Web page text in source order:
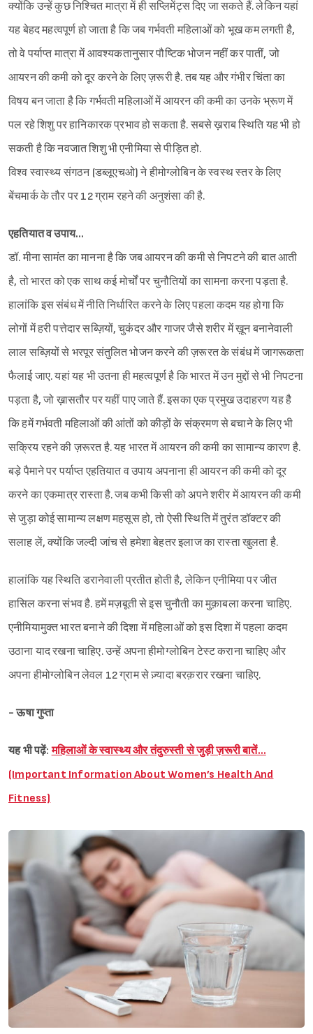
क्योंकि उन्हें कुछ निश्चित मात्रा में ही सप्लिमेंट्स दिए जा सकते हैं. लेकिन यहां
यह बेहद महत्वपूर्ण हो जाता है कि जब गर्भवती महिलाओं को भूख कम लगती है,
तो वे पर्याप्त मात्रा में आवश्यकतानुसार पौष्टिक भोजन नहीं कर पातीं, जो
आयरन की कमी को दूर करने के लिए ज़रूरी है. तब यह और गंभीर चिंता का
विषय बन जाता है कि गर्भवती महिलाओं में आयरन की कमी का उनके भ्रूण में
पल रहे शिशु पर हानिकारक प्रभाव हो सकता है. सबसे ख़राब स्थिति यह भी हो
सकती है कि नवजात शिशु भी एनीमिया से पीड़ित हो.
विश्व स्वास्थ्य संगठन (डब्‍लूएचओ) ने हीमोग्‍लोबिन के स्‍वस्‍थ स्‍तर के लिए
बेंचमार्क के तौर पर 12 ग्राम रहने की अनुशंसा की है.
एहतियात व उपाय…
डॉ. मीना सामंत का मानना है कि जब आयरन की कमी से निपटने की बात आती
है, तो भारत को एक साथ कई मोर्चों पर चुनौतियों का सामना करना पड़ता है.
हालांकि इस संबंध में नीति निर्धारित करने के लिए पहला कदम यह होगा कि
लोगों में हरी पत्तेदार सब्ज़ियों, चुकंदर और गाजर जैसे शरीर में ख़ून बनानेवाली
लाल सब्ज़ियों से भरपूर संतुलित भोजन करने की ज़रूरत के संबंध में जागरूकता
फैलाई जाए. यहां यह भी उतना ही महत्वपूर्ण है कि भारत में उन मुद्दों से भी निपटना
पड़ता है, जो ख़ासतौर पर यहीं पाए जाते हैं. इसका एक प्रमुख उदाहरण यह है
कि हमें गर्भवती महिलाओं की आंतों को कीड़ों के संक्रमण से बचाने के लिए भी
सक्रिय रहने की ज़रूरत है. यह भारत में आयरन की कमी का सामान्य कारण है.
बड़े पैमाने पर पर्याप्त एहतियात व उपाय अपनाना ही आयरन की कमी को दूर
करने का एकमात्र रास्ता है. जब कभी किसी को अपने शरीर में आयरन की कमी
से जुड़ा कोई सामान्य लक्षण महसूस हो, तो ऐसी स्थिति में तुरंत डॉक्टर की
सलाह लें, क्योंकि जल्दी जांच से हमेशा बेहतर इलाज का रास्ता खुलता है.
हालांकि यह स्थिति डरानेवाली प्रतीत होती है, लेकिन एनीमिया पर जीत
हासिल करना संभव है. हमें मज़बूती से इस चुनौती का मुक़ाबला करना चाहिए.
एनीमियामुक्त भारत बनाने की दिशा में महिलाओं को इस दिशा में पहला कदम
उठाना याद रखना चाहिए. उन्हें अपना हीमोग्लोबिन टेस्ट कराना चाहिए और
अपना हीमोग्लोबिन लेवल 12 ग्राम से ज़्यादा बरक़रार रखना चाहिए.
- ऊषा गुप्ता
यह भी पढ़ें:महिलाओं के स्‍वास्‍थ्‍य और तंदुरुस्ती से जुड़ी ज़रूरी बातें…
(Important Information About Women’s Health And
Fitness)